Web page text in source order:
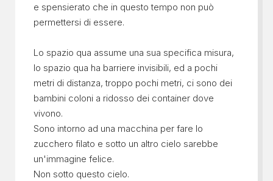
e spensierato che in questo tempo non può
permettersi di essere.
Lo spazio qua assume una sua specifica misura,
lo spazio qua ha barriere invisibili, ed a pochi
metri di distanza, troppo pochi metri, ci sono dei
bambini coloni a ridosso dei container dove
vivono.
Sono intorno ad una macchina per fare lo
zucchero filato e sotto un altro cielo sarebbe
un'immagine felice.
Non sotto questo cielo.